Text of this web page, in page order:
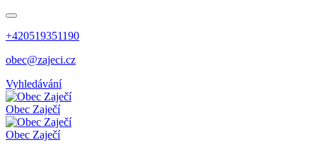
+420519351190
obec@zajeci.cz
Vyhledávání
Obec Zaječí
Obec Zaječí